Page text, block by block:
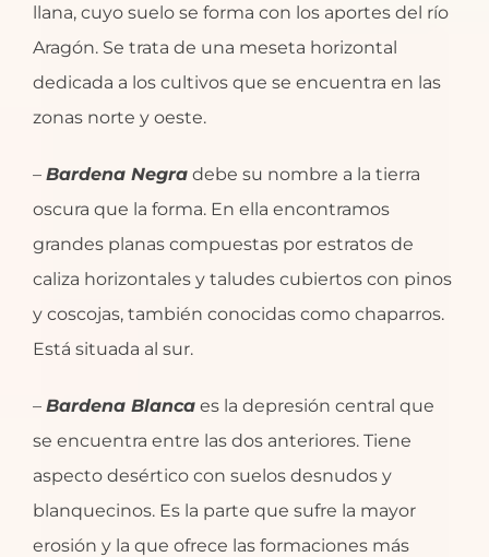
llana, cuyo suelo se forma con los aportes del río
Aragón. Se trata de una meseta horizontal
dedicada a los cultivos que se encuentra en las
zonas norte y oeste.
– Bardena Negra debe su nombre a la tierra
oscura que la forma. En ella encontramos
grandes planas compuestas por estratos de
caliza horizontales y taludes cubiertos con pinos
y coscojas, también conocidas como chaparros.
Está situada al sur.
– Bardena Blanca es la depresión central que
se encuentra entre las dos anteriores. Tiene
aspecto desértico con suelos desnudos y
blanquecinos. Es la parte que sufre la mayor
erosión y la que ofrece las formaciones más